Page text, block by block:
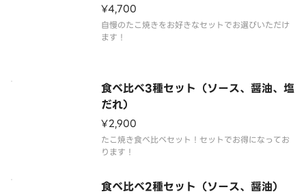
¥4,700
自慢のたこ焼きをお好きなセットでお選びいただけ
ます！
食べ比べ3種セット（ソース、醤油、塩
だれ）
¥2,900
たこ焼き食べ比べセット！セットでお得になってお
ります！
食べ比べ2種セット（ソース、醤油）